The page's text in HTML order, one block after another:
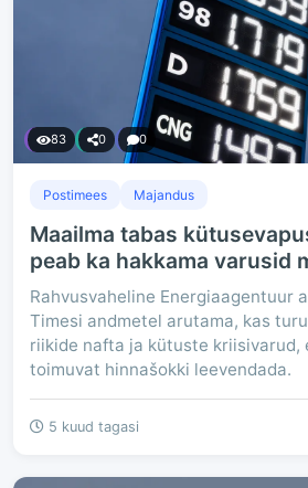
83 0 0
Postimees Majandus
Maailma tabas
peab ka hakkama varusid
Rahvusvaheline Energiaagentuur
Timesi andmetel arutama, kas
riikide nafta ja kütuste kriisivarud,
toimuvat hinnašokki leevendada.
5 kuud tagasi